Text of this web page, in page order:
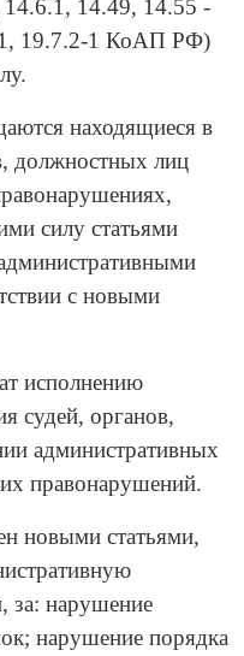
14.49, 14.55 -
19.7.2-1 КоАП РФ)
находящиеся в
должностных лиц
силу статьями
с новыми
исполнению
судей, органов,
административных
правонарушений.
новыми статьями,
за: нарушение
нарушение порядка